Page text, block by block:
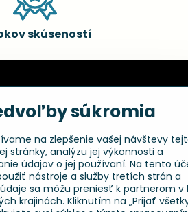
skúseností
potreby, s.r.o.
údaje:
potreby, s.r.o.
37
014 333
GPSR
súkromia
na zlepšenie vašej návštevy
stránky, analýzu jej výkonnosti a
údajov o jej používaní. Na tento
nástroje a služby tretích strán a
sa môžu preniesť k partnerom v
krajinách. Kliknutím na „Prijať